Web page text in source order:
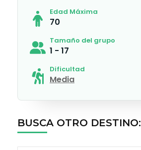
Edad Máxima
70
Tamaño del grupo
1 - 17
Dificultad
Media
BUSCA OTRO DESTINO: